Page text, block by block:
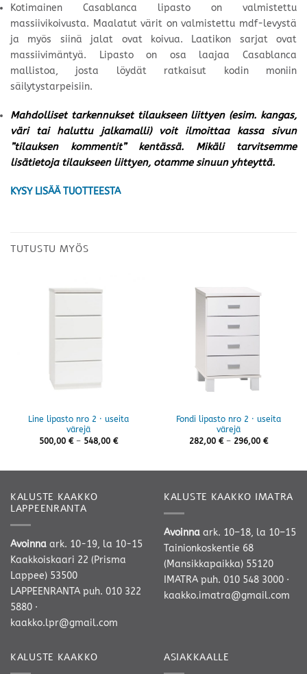
Kotimainen Casablanca lipasto on valmistettu
massiivikoivusta. Maalatut värit on valmistettu mdf-levystä
ja myös siinä jalat ovat koivua. Laatikon sarjat ovat
massiivimäntyä. Lipasto on osa laajaa Casablanca
mallistoa, josta löydät ratkaisut kodin moniin
säilytystarpeisiin.
Mahdolliset tarkennukset tilaukseen liittyen (esim. kangas,
väri tai haluttu jalkamalli) voit ilmoittaa kassa sivun
”tilauksen kommentit” kentässä. Mikäli tarvitsemme
lisätietoja tilaukseen liittyen, otamme sinuun yhteyttä.
KYSY LISÄÄ TUOTTEESTA
TUTUSTU MYÖS
Line lipasto nro 2 · useita
värejä
500,00 € – 548,00 €Hintaluokka:
Fondi lipasto nro 2 · useita
värejä
282,00 € – 296,00 €
KALUSTE KAAKKO
LAPPEENRANTA
Avoinna ark. 10-19, la 10-15
Kaakkoiskaari 22 (Prisma
Lappee) 53500
LAPPEENRANTA puh. 010 322
5880 ·
kaakko.lpr@gmail.com
KALUSTE KAAKKO IMATRA
Avoinna ark. 10–18, la 10–15
Tainionkoskentie 68
(Mansikkapaikka) 55120
IMATRA puh. 010 548 3000 ·
kaakko.imatra@gmail.com
KALUSTE KAAKKO ASIAKKAALLE